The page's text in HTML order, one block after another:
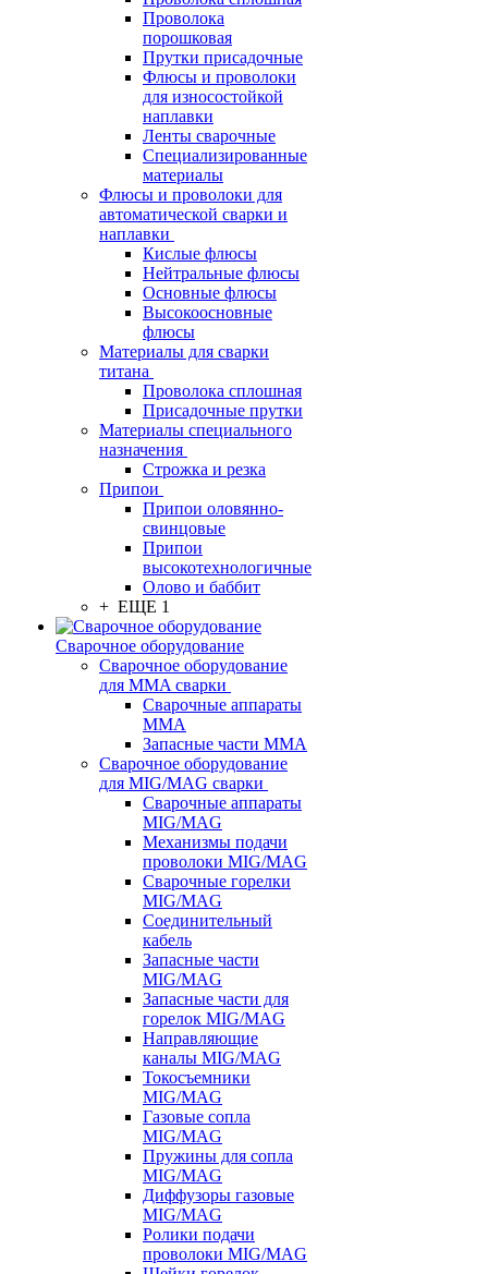
Проволока
порошковая
Прутки присадочные
Флюсы и проволоки
для износостойкой
наплавки
Ленты сварочные
Специализированные
материалы
Флюсы и проволоки для
автоматической сварки и
наплавки
Кислые флюсы
Нейтральные флюсы
Основные флюсы
Высокоосновные
флюсы
Материалы для сварки
титана
Проволока сплошная
Присадочные прутки
Материалы специального
назначения
Строжка и резка
Припои
Припои оловянно-
свинцовые
Припои
высокотехнологичные
Олово и баббит
+ ЕЩЕ 1
Сварочное оборудование
Сварочное оборудование
для MMA сварки
Сварочные аппараты
MMA
Запасные части MMA
Сварочное оборудование
для MIG/MAG сварки
Сварочные аппараты
MIG/MAG
Механизмы подачи
проволоки MIG/MAG
Сварочные горелки
MIG/MAG
Соединительный
кабель
Запасные части
MIG/MAG
Запасные части для
горелок MIG/MAG
Направляющие
каналы MIG/MAG
Токосъемники
MIG/MAG
Газовые сопла
MIG/MAG
Пружины для сопла
MIG/MAG
Диффузоры газовые
MIG/MAG
Ролики подачи
проволоки MIG/MAG